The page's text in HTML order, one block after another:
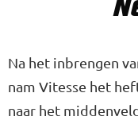
Na het inbrengen
nam Vitesse het
naar het